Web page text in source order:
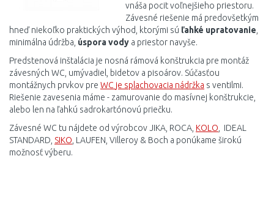
vnáša pocitvoľnejšieho priestoru.
Závesné riešenie má predovšetkým
hneď niekoľko praktických výhod ktorými sú ľahké upratovanie
minimálna údržba úsporavody a priestor navyše.
Predstenová inštalácia je nosná rámová konštrukcia pre montáž
závesných WC umývadiel bidetov a pisoárov. Súčasťou
montážnych prvkov pre WC je splachovacia nádržka s ventilmi.
Riešenie zavesenia máme - zamurovanie do masívnej konštrukcie
alebo len na ľahkú sadrokartónovú priečku.
Závesné WC tu nájdete od výrobcovJIKA ROCA KOLO
IDEAL
STANDARD SIKO , LAUFEN Villeroy & Boch a ponúkame širokú
možnosťvýberu.